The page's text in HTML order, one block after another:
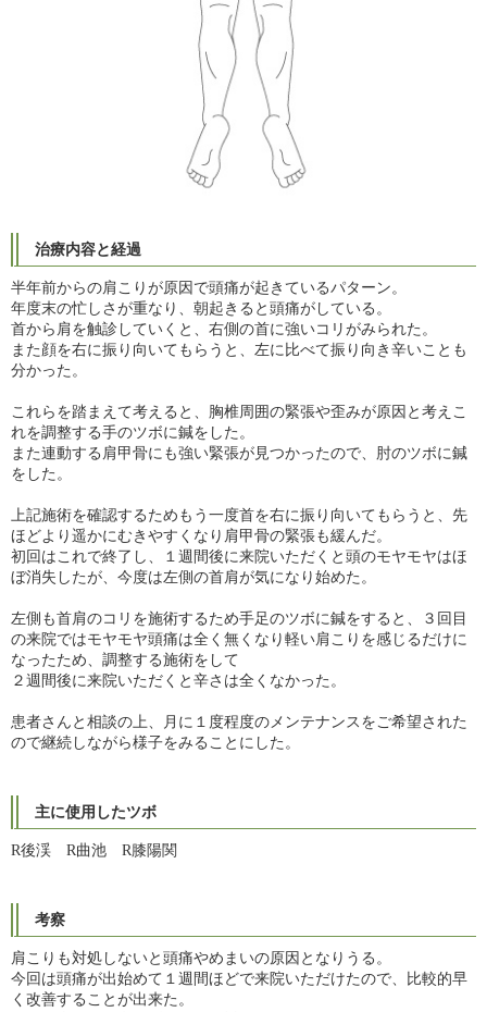
治療内容と経過
半年前からの肩こりが原因で頭痛が起きているパターン。
年度末の忙しさが重なり、朝起きると頭痛がしている。
首から肩を触診していくと、右側の首に強いコリがみられた。
また顔を右に振り向いてもらうと、左に比べて振り向き辛いことも
分かった。
これらを踏まえて考えると、胸椎周囲の緊張や歪みが原因と考えこ
れを調整する手のツボに鍼をした。
また連動する肩甲骨にも強い緊張が見つかったので、肘のツボに鍼
をした。
上記施術を確認するためもう一度首を右に振り向いてもらうと、先
ほどより遥かにむきやすくなり肩甲骨の緊張も緩んだ。
初回はこれで終了し、１週間後に来院いただくと頭のモヤモヤはほ
ぼ消失したが、今度は左側の首肩が気になり始めた。
左側も首肩のコリを施術するため手足のツボに鍼をすると、３回目
の来院ではモヤモヤ頭痛は全く無くなり軽い肩こりを感じるだけに
なったため、調整する施術をして
２週間後に来院いただくと辛さは全くなかった。
患者さんと相談の上、月に１度程度のメンテナンスをご希望された
ので継続しながら様子をみることにした。
主に使用したツボ
R後渓 R曲池 R膝陽関
考察
肩こりも対処しないと頭痛やめまいの原因となりうる。
今回は頭痛が出始めて１週間ほどで来院いただけたので、比較的早
く改善することが出来た。